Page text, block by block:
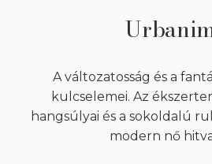
A változatosság és a
kulcselemei. Az
hangsúlyai és a sokoldalú
modern nő